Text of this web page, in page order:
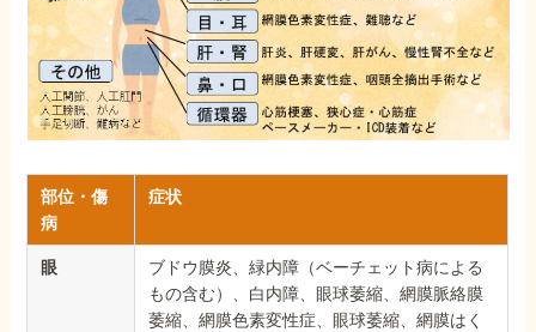
部位・傷
病
症状
眼
ブドウ膜炎、緑内障（ベーチェット病による
もの含む）、白内障、眼球萎縮、網膜脈絡膜
萎縮、網膜色素変性症、眼球萎縮、網膜はく